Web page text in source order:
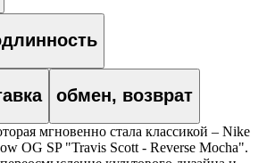
обмен, возврат
мгновенно стала классикой – Nike
OG SP "Travis Scott - Reverse Mocha".